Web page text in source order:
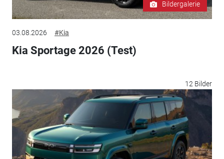
Bildergalerie
03.08.2026 #Kia
Kia Sportage 2026 (Test)
12 Bilder